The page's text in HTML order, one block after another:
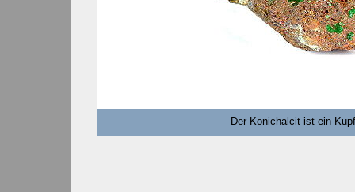
Der Konichalcit ist ein